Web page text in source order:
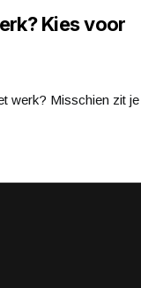
Kies voor
werk? Misschien zit je